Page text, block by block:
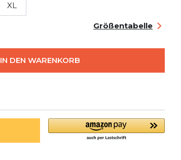
XL
Größentabelle
IN DEN WARENKORB